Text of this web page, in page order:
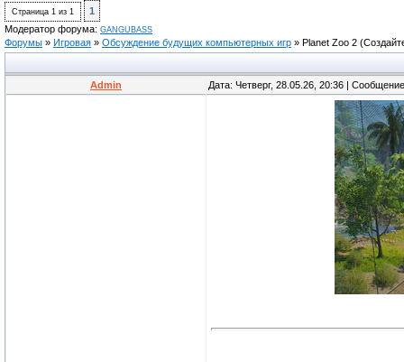
Страница 1 из 1
1
Модератор форума: GANGUBASS
Форумы » Игровая » Обсуждение будущих компьютерных игр » Planet Zoo 2
Admin Дата: Четверг, 28.05.26, 20:36 |